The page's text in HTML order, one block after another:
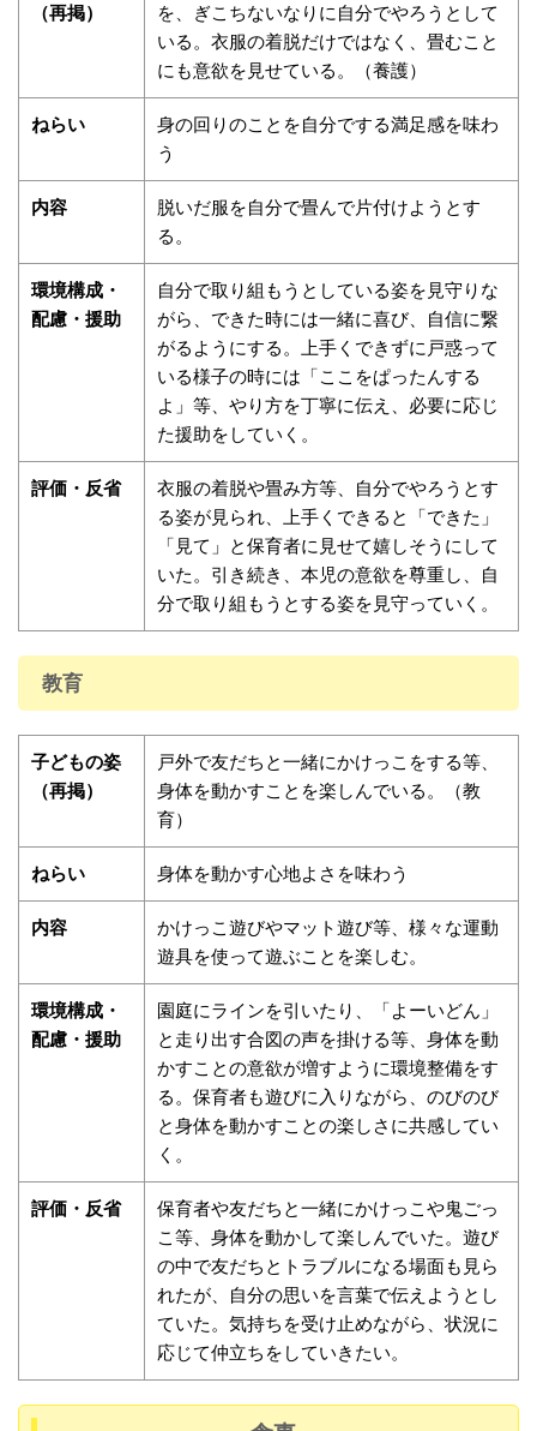
（再掲）
を、ぎこちないなりに自分でやろうとして
いる。衣服の着脱だけではなく、畳むこと
にも意欲を見せている。（養護）
ねらい
身の回りのことを自分でする満足感を味わ
う
内容
脱いだ服を自分で畳んで片付けようとす
る。
環境構成・
配慮・援助
自分で取り組もうとしている姿を見守りな
がら、できた時には一緒に喜び、自信に繋
がるようにする。上手くできずに戸惑って
いる様子の時には「ここをぱったんする
よ」等、やり方を丁寧に伝え、必要に応じ
た援助をしていく。
評価・反省
衣服の着脱や畳み方等、自分でやろうとす
る姿が見られ、上手くできると「できた」
「見て」と保育者に見せて嬉しそうにして
いた。引き続き、本児の意欲を尊重し、自
分で取り組もうとする姿を見守っていく。
教育
子どもの姿
（再掲）
戸外で友だちと一緒にかけっこをする等、
身体を動かすことを楽しんでいる。（教
育）
ねらい 身体を動かす心地よさを味わう
内容
かけっこ遊びやマット遊び等、様々な運動
遊具を使って遊ぶことを楽しむ。
環境構成・
配慮・援助
園庭にラインを引いたり、「よーいどん」
と走り出す合図の声を掛ける等、身体を動
かすことの意欲が増すように環境整備をす
る。保育者も遊びに入りながら、のびのび
と身体を動かすことの楽しさに共感してい
く。
評価・反省
保育者や友だちと一緒にかけっこや鬼ごっ
こ等、身体を動かして楽しんでいた。遊び
の中で友だちとトラブルになる場面も見ら
れたが、自分の思いを言葉で伝えようとし
ていた。気持ちを受け止めながら、状況に
応じて仲立ちをしていきたい。